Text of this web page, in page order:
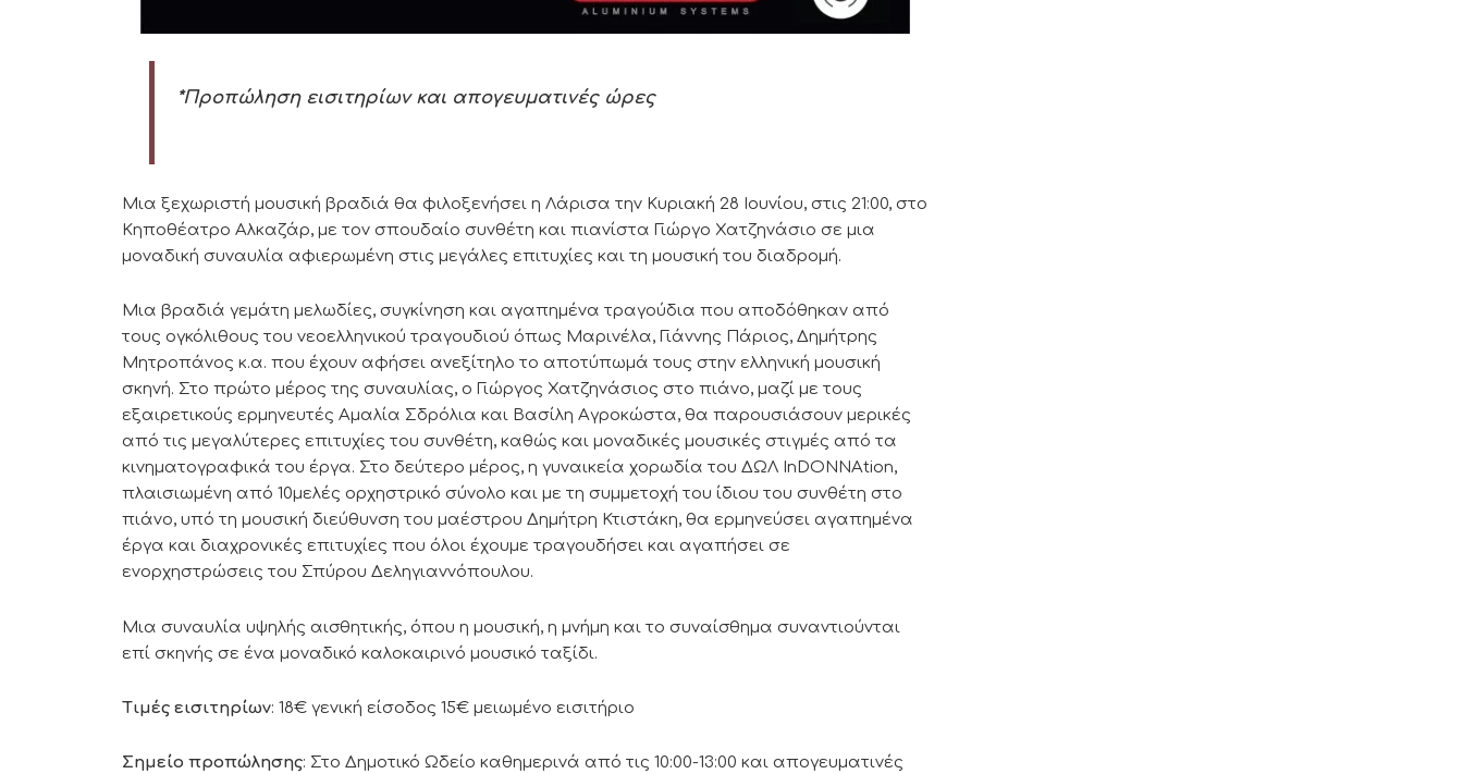
*Προπώληση εισιτηρίων και απογευματινές ώρες
Μια ξεχωριστή μουσική βραδιά θα φιλοξενήσει η Λάρισα την Κυριακή 28 Ιουνίου, στις 21:00, στο
Κηποθέατρο Αλκαζάρ, με τον σπουδαίο συνθέτη και πιανίστα Γιώργο Χατζηνάσιο σε μια
μοναδική συναυλία αφιερωμένη στις μεγάλες επιτυχίες και τη μουσική του διαδρομή.
Μια βραδιά γεμάτη μελωδίες, συγκίνηση και αγαπημένα τραγούδια που αποδόθηκαν από
τους ογκόλιθους του νεοελληνικού τραγουδιού όπως Μαρινέλα, Γιάννης Πάριος, Δημήτρης
Μητροπάνος κ.α. που έχουν αφήσει ανεξίτηλο το αποτύπωμά τους στην ελληνική μουσική
σκηνή. Στο πρώτο μέρος της συναυλίας, ο Γιώργος Χατζηνάσιος στο πιάνο, μαζί με τους
εξαιρετικούς ερμηνευτές Αμαλία Σδρόλια και Βασίλη Αγροκώστα, θα παρουσιάσουν μερικές
από τις μεγαλύτερες επιτυχίες του συνθέτη, καθώς και μοναδικές μουσικές στιγμές από τα
κινηματογραφικά του έργα. Στο δεύτερο μέρος, η γυναικεία χορωδία του ΔΩΛ InDONNAtion,
πλαισιωμένη από 10μελές ορχηστρικό σύνολο και με τη συμμετοχή του ίδιου του συνθέτη στο
πιάνο, υπό τη μουσική διεύθυνση του μαέστρου Δημήτρη Κτιστάκη, θα ερμηνεύσει αγαπημένα
έργα και διαχρονικές επιτυχίες που όλοι έχουμε τραγουδήσει και αγαπήσει σε
ενορχηστρώσεις του Σπύρου Δεληγιαννόπουλου.
Μια συναυλία υψηλής αισθητικής, όπου η μουσική, η μνήμη και το συναίσθημα συναντιούνται
επί σκηνής σε ένα μοναδικό καλοκαιρινό μουσικό ταξίδι.
Τιμές εισιτηρίων: 18€ γενική είσοδος 15€ μειωμένο εισιτήριο
Σημείο προπώλησης: Στο Δημοτικό Ωδείο καθημερινά από τις 10:00-13:00 και απογευματινές